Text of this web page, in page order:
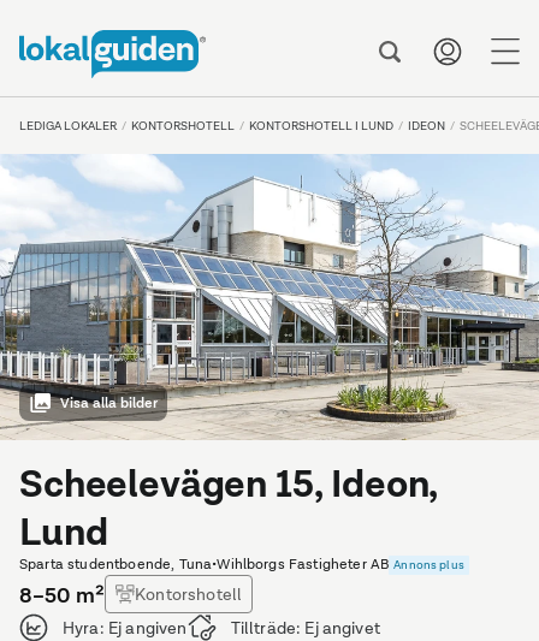
LEDIGA LOKALER KONTORSHOTELL KONTORSHOTELL I LUND IDEON
Visa alla bilder
Scheelevägen 15, Ideon,
Lund
Sparta studentboende, Tuna•Wihlborgs Fastigheter AB Annons plus
8–50 m²
Kontorshotell
Hyra: Ej angiven Tillträde: Ej angivet